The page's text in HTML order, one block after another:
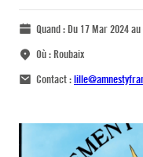
Quand :Du 17 Mar 2024
Où :Roubaix
Contact :